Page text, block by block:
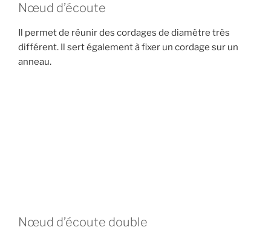
Nœud d’écoute
Il permet de réunir des cordages de diamètre très
différent. Il sert également à fixer un cordage sur un
anneau.
Nœud d’écoute double